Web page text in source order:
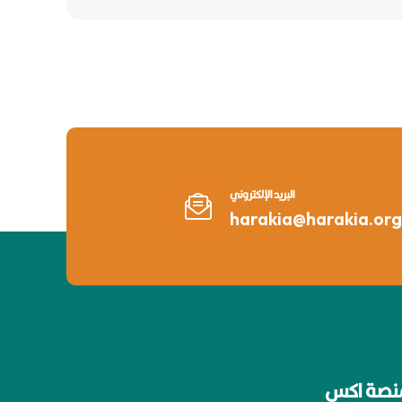
البريد الإلكتروني
اكس